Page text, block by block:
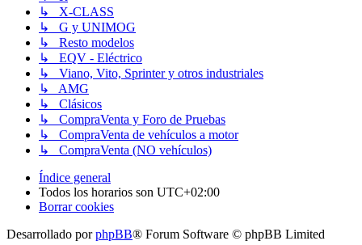
↳ X-CLASS
↳ G y UNIMOG
↳ Resto modelos
↳ EQV - Eléctrico
↳ Viano, Vito, Sprinter y otros industriales
↳ AMG
↳ Clásicos
↳ CompraVenta y Foro de Pruebas
↳ CompraVenta de vehículos a motor
↳ CompraVenta (NO vehículos)
Índice general
Todos los horarios son UTC+02:00
Borrar cookies
Desarrollado porphpBB® Forum Software © phpBB Limited